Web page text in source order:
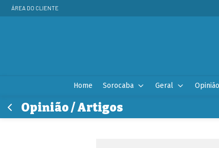
ÁREA DO CLIENTE
Home Sorocaba Geral Opinião
Opinião / Artigos